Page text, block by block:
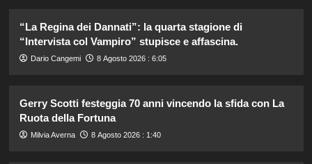
5
Marzia: vacanza da sogno in
Sardegna!
1
finita la relazione con Alessio Pilli
“La Regina dei Dannati”: la quarta stagione di
“Intervista col Vampiro” stupisce e affascina.
Dario Cangemi 8 Agosto 2026 : 6:05
Gerry Scotti festeggia 70 anni vincendo la sfida con La
Ruota della Fortuna
Milvia Averna 8 Agosto 2026 : 1:40